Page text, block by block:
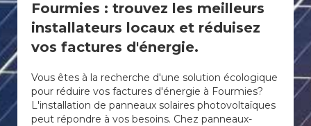
Fourmies : trouvez les meilleurs
installateurs locaux et réduisez
vos factures d'énergie.
Vous êtes à la recherche d'une solution écologique
pour réduire vos factures d'énergie à Fourmies?
L'installation de panneaux solaires photovoltaïques
peut répondre à vos besoins. Chez panneaux-